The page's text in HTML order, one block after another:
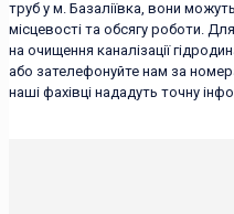
труб у м. Базаліївка, вони
місцевості та обсягу роботи.
на очищення каналізації
або зателефонуйте нам за
наші фахівці нададуть точну